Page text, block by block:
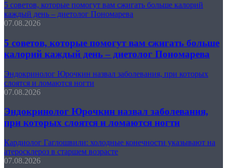
5 советов, которые помогут вам сжигать больше калорий
каждый день – диетолог Пономарева
07.08.2026
5 советов, которые помогут вам сжигать больше
калорий каждый день – диетолог Пономарева
Эндокринолог Юрочкин назвал заболевания, при которых
слоятся и ломаются ногти
07.08.2026
Эндокринолог Юрочкин назвал заболевания,
при которых слоятся и ломаются ногти
Кардиолог Гаглошвили: холодные конечности указывают на
атеросклероз в старшем возрасте
07.08.2026